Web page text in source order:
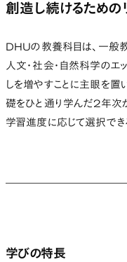
創造し続けるための
DHUの教養科目は、一般教
人文・社会・自然科学のエ
しを増やすことに主眼を置
礎をひと通り学んだ2年次
学習進度に応じて選択でき
学びの特長